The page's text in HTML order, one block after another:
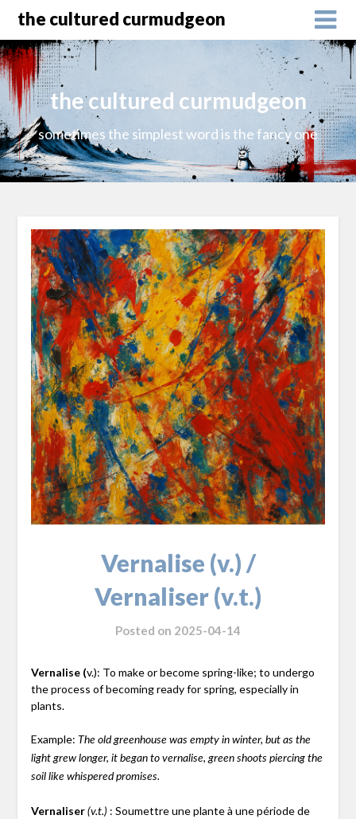
the cultured curmudgeon
the cultured curmudgeon
sometimes the simplest word is the fancy one
Vernalise (v.) /
Vernaliser (v.t.)
Posted on 2025-04-14
Vernalise (v.): To make or become spring-like; to undergo
the process of becoming ready for spring, especially in
plants.
Example: The old greenhouse was empty in winter, but as the
light grew longer, it began to vernalise, green shoots piercing the
soil like whispered promises.
Vernaliser (v.t.) : Soumettre une plante à une période de